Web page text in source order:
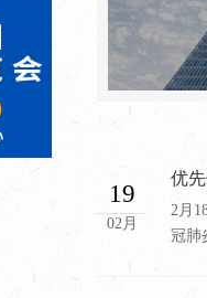
19
02月
优
2月
冠肺